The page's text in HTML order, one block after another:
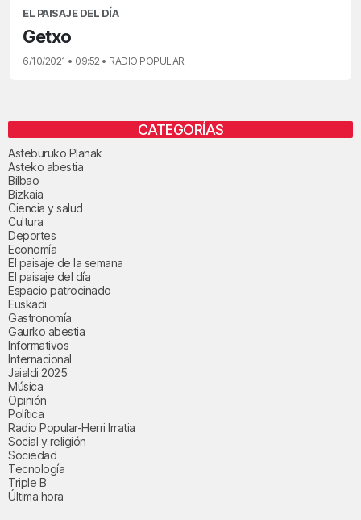
EL PAISAJE DEL DÍA
Getxo
6/10/2021 • 09:52 • RADIO POPULAR
CATEGORÍAS
Asteburuko Planak
Asteko abestia
Bilbao
Bizkaia
Ciencia y salud
Cultura
Deportes
Economía
El paisaje de la semana
El paisaje del día
Espacio patrocinado
Euskadi
Gastronomía
Gaurko abestia
Informativos
Internacional
Jaialdi 2025
Música
Opinión
Política
Radio Popular-Herri Irratia
Social y religión
Sociedad
Tecnología
Triple B
Última hora